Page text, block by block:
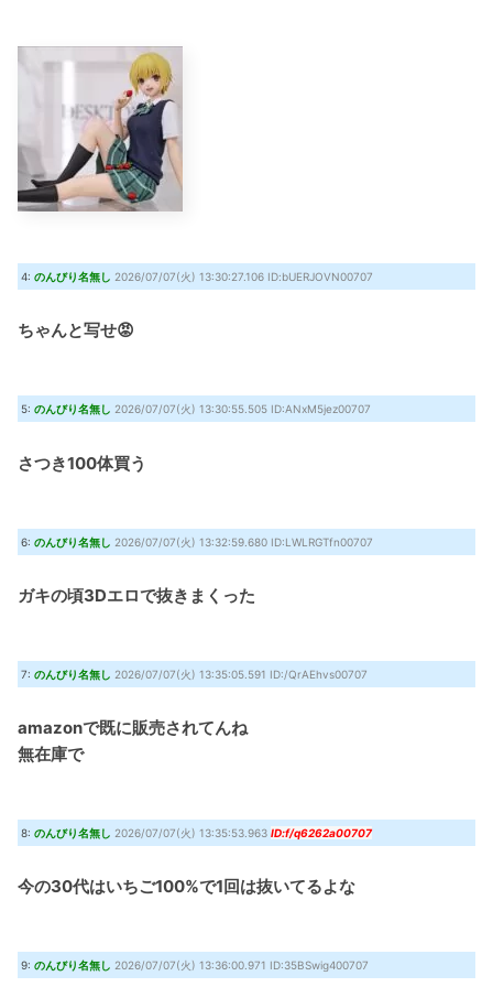
4: のんびり名無し 2026/07/07(火) 13:30:27.106 ID:bUERJOVN00707
ちゃんと写せ😡
5: のんびり名無し 2026/07/07(火) 13:30:55.505 ID:ANxM5jez00707
さつき100体買う
6: のんびり名無し 2026/07/07(火) 13:32:59.680 ID:LWLRGTfn00707
ガキの頃3Dエロで抜きまくった
7: のんびり名無し 2026/07/07(火) 13:35:05.591 ID:/QrAEhvs00707
amazonで既に販売されてんね
無在庫で
8: のんびり名無し 2026/07/07(火) 13:35:53.963 ID:f/q6262a00707
今の30代はいちご100%で1回は抜いてるよな
9: のんびり名無し 2026/07/07(火) 13:36:00.971 ID:35BSwig400707